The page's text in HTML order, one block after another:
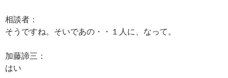
相談者：
そうですね。そいであの・・１人に、なって。
加藤諦三：
はい